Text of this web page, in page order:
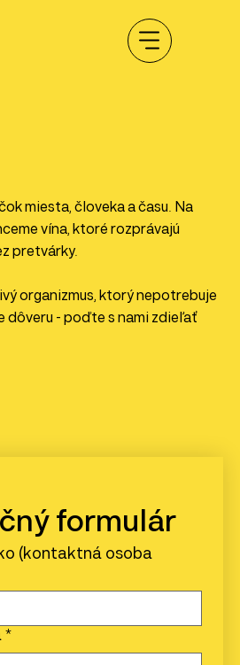
formulár
(kontaktná osoba
*
miesta, človeka a času. Na
vína, ktoré rozprávajú
pretvárky.
organizmus, ktorý nepotrebuje
dôveru - poďte s nami zdieľať